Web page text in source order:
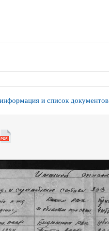
и список документов